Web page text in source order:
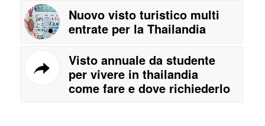
Nuovo visto turistico multi
entrate per la Thailandia
Visto annuale da studente
per vivere in thailandia
come fare e dove richiederlo